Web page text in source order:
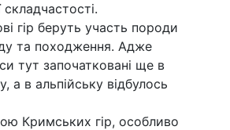
складчастості.
гір беруть участь породи
та походження. Адже
тут започатковані ще в
а в альпійську відбулось
Кримських гір, особливо